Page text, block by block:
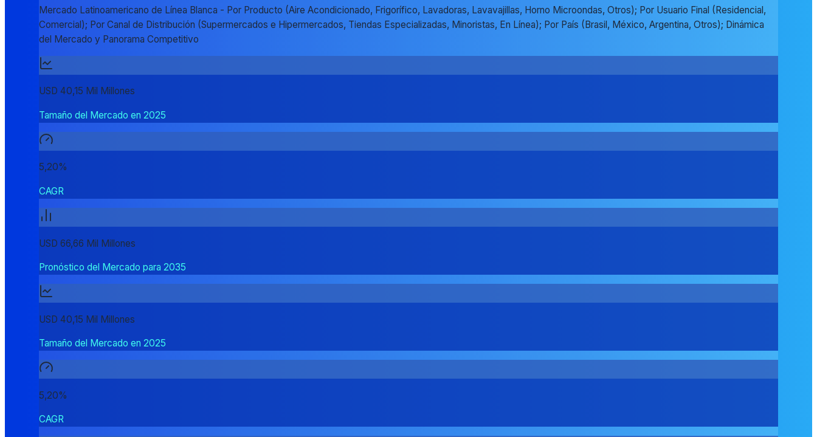
Mercado Latinoamericano de Línea Blanca - Por Producto (Aire Acondicionado, Frigorífico, Lavadoras, Lavavajillas, Horno Microondas, Otros); Por Usuario Final (Residencial,
Comercial); Por Canal de Distribución (Supermercados e Hipermercados, Tiendas Especializadas, Minoristas, En Línea); Por País (Brasil, México, Argentina, Otros); Dinámica
del Mercado y Panorama Competitivo
USD 40,15 Mil Millones
Tamaño del Mercado en 2025
5,20%
CAGR
USD 66,66 Mil Millones
Pronóstico del Mercado para 2035
USD 40,15 Mil Millones
Tamaño del Mercado en 2025
5,20%
CAGR